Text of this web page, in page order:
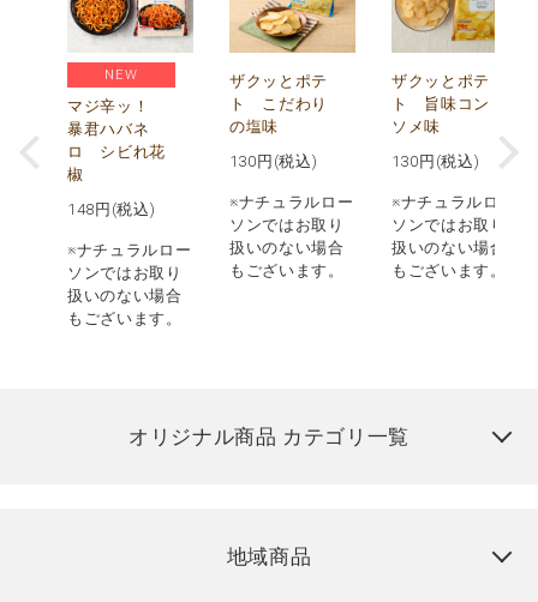
NEW
マジ辛ッ！
暴君ハバネ
ロ シビれ花
椒
148 円(税込)
※ナチュラルロー
ソンではお取り
扱いのない場合
もございます。
ザクッとポテ
ト こだわり
の塩味
130 円(税込)
※ナチュラルロー
ソンではお取り
扱いのない場合
もございます。
ザクッとポテ
ト 旨味コン
ソメ味
130 円(税込)
※ナチュラルロー
ソンではお取り
扱いのない場合
もございます。
オリジナル商品 カテゴリ一覧
地域商品